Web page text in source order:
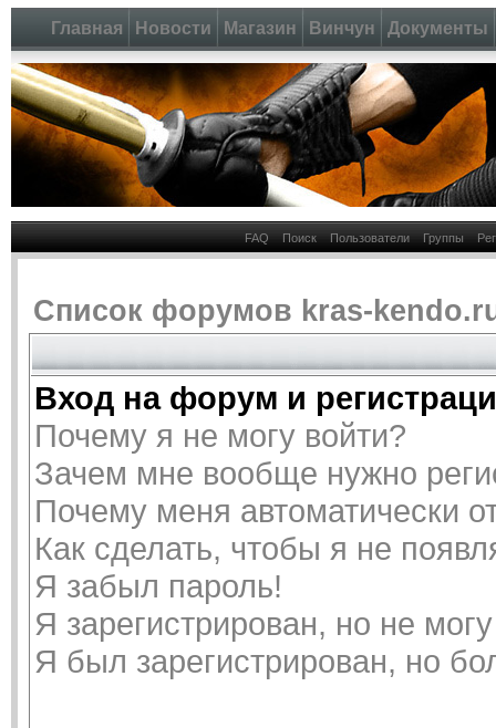
Главная Новости Магазин Винчун Документы
FAQ Поиск Пользователи Группы
Список форумов kras-
Вход на форум и
Почему я не могу войти?
Зачем мне вообще нужно
Почему меня автоматически
Как сделать, чтобы я не
Я забыл пароль!
Я зарегистрирован, но не
Я был зарегистрирован, но